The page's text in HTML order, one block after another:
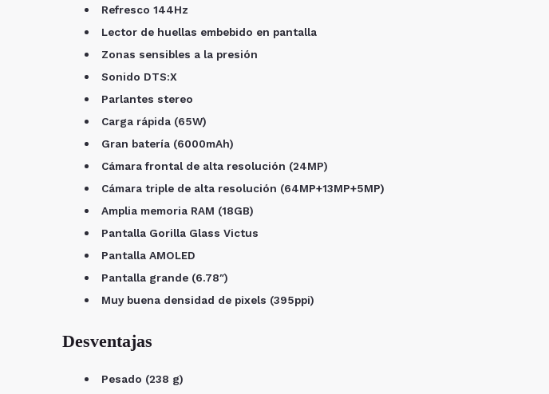
Refresco 144Hz
Lector de huellas embebido en pantalla
Zonas sensibles a la presión
Sonido DTS:X
Parlantes stereo
Carga rápida (65W)
Gran batería (6000mAh)
Cámara frontal de alta resolución (24MP)
Cámara triple de alta resolución (64MP+13MP+5MP)
Amplia memoria RAM (18GB)
Pantalla Gorilla Glass Victus
Pantalla AMOLED
Pantalla grande (6.78″)
Muy buena densidad de pixels (395ppi)
Desventajas
Pesado (238 g)